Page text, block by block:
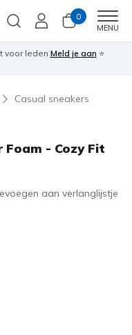
0
MENU
voor leden Meld je aan ⭐
Casual sneakers
Foam - Cozy Fit
aan verlanglijstje